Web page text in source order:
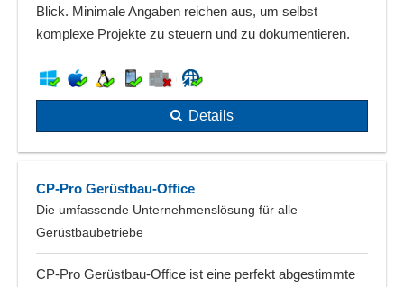
Blick. Minimale Angaben reichen aus, um selbst
komplexe Projekte zu steuern und zu dokumentieren.
Details
CP-Pro Gerüstbau-Office
Die umfassende Unternehmenslösung für alle
Gerüstbaubetriebe
CP-Pro Gerüstbau-Office ist eine perfekt abgestimmte